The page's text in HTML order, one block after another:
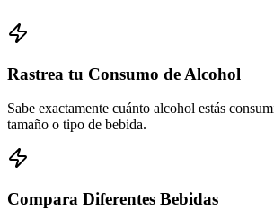
Rastrea tu Consumo de Alcohol
Sabe exactamente cuánto alcohol estás
tamaño o tipo de bebida.
Compara Diferentes Bebidas